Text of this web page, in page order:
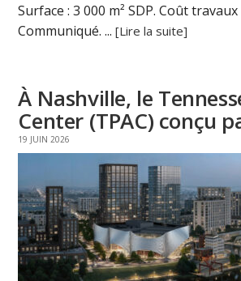
Surface : 3 000 m² SDP. Coût
Communiqué. ...[Lire la suite]
À Nashville, le
Center (TPAC) conçu
19 JUIN 2026